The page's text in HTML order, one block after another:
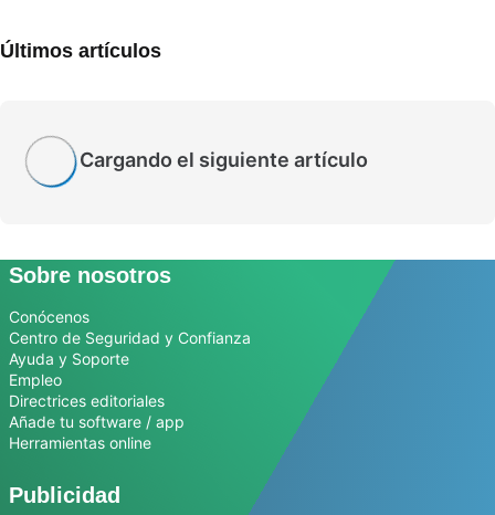
Últimos artículos
Cargando el siguiente artículo
Sobre nosotros
Conócenos
Centro de Seguridad y Confianza
Ayuda y Soporte
Empleo
Directrices editoriales
Añade tu software / app
Herramientas online
Publicidad